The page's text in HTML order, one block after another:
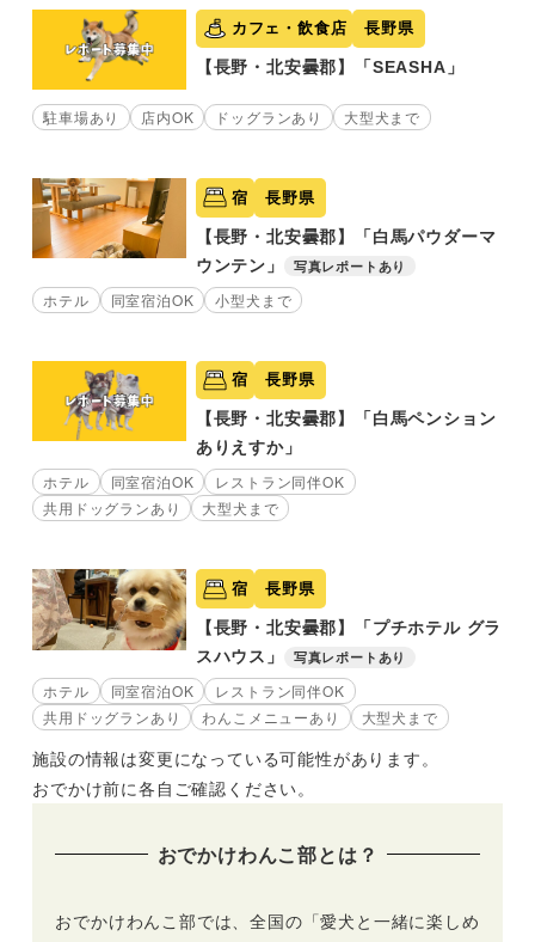
カフェ・飲食店 長野県
【長野・北安曇郡】「SEASHA」
駐車場あり 店内OK ドッグランあり 大型犬まで
宿 長野県
【長野・北安曇郡】「白馬パウダーマ
ウンテン」
写真レポートあり
ホテル 同室宿泊OK 小型犬まで
宿 長野県
【長野・北安曇郡】「白馬ペンション
ありえすか」
ホテル 同室宿泊OK
レストラン同伴OK
共用ドッグランあり
大型犬まで
宿 長野県
【長野・北安曇郡】「プチホテル グラ
スハウス」
写真レポートあり
ホテル 同室宿泊OK
レストラン同伴OK
共用ドッグランあり
わんこメニューあり 大型犬まで
施設の情報は変更になっている可能性があります。
おでかけ前に各自ご確認ください。
おでかけわんこ部とは？
おでかけわんこ部では、全国の「愛犬と一緒に楽しめ